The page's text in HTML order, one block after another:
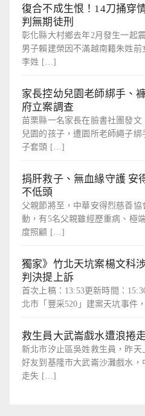
復合不成生恨！14刀捅穿
判無期徒刑
彰化縣大村鄉去年2月發生一起
男子賴建榮因不滿越南籍朱姓
李姓 […]
家長控幼兒園老師綁手、
府立案調查
苗栗縣一名家長在臉書社團發
兒園的孩子，遭園所老師繩子
子套頭 […]
捐肝救子、無血緣守護 安
不低頭
父親節將至，中華安得烈慈善
動，有5名父親雖經歷重病、極
度照顧 […]
獨家》竹北天坑案楊文科
判決提上訴
首次上稿：13:53更新時間：
北市「豐采520」建案天坑事件
救生員大武崙戲水遭浪捲
新北市汐止區吳姓救生員，昨天
好友到基隆市大武崙沙灘戲水
走失 […]